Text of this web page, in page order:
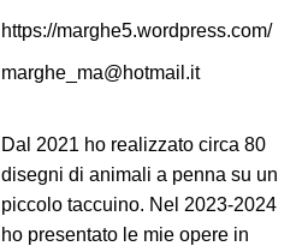
https://marghe5.wordpress.com/
marghe_ma@hotmail.it
Dal 2021 ho realizzato circa 80
disegni di animali a penna su un
piccolo taccuino. Nel 2023-2024
ho presentato le mie opere in